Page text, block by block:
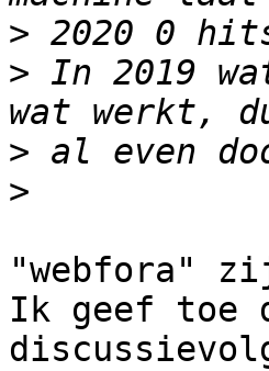
>
> In 2019
>
>
"webfora"
Ik geef toe